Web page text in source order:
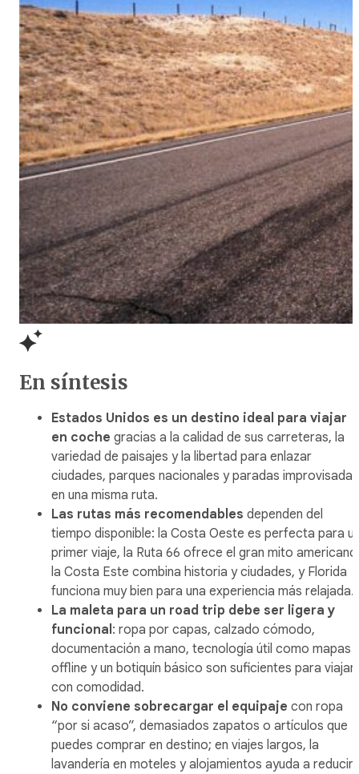
En síntesis
Estados Unidos es un destino ideal para viajar
en coche gracias a la calidad de sus carreteras, la
variedad de paisajes y la libertad para enlazar
ciudades, parques nacionales y paradas improvisadas
en una misma ruta.
Las rutas más recomendables dependen del
tiempo disponible: la Costa Oeste es perfecta para
primer viaje, la Ruta 66 ofrece el gran mito
la Costa Este combina historia y ciudades, y Florida
funciona muy bien para una experiencia más relajada.
La maleta para un road trip debe ser ligera y
funcional : ropa por capas, calzado cómodo,
documentación a mano, tecnología útil como mapas
offline y un botiquín básico son suficientes para viajar
con comodidad.
No conviene sobrecargar el equipaje con ropa
“por si acaso”, demasiados zapatos o artículos que
puedes comprar en destino; en viajes largos, la
lavandería en moteles y alojamientos ayuda a reducir